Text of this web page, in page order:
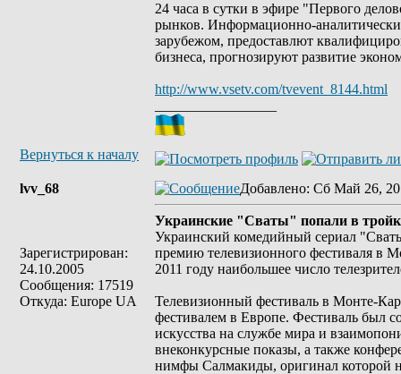
24 часа в сутки в эфире "Первого
рынков. Информационно-
зарубежом, предоставлют
бизнеса, прогнозируют развитие
http://www.vsetv.com/tvevent_8144.html
Вернуться к началу
lvv_68
Зарегистрирован:
24.10.2005
Сообщения: 17519
Откуда: Europe UA
Добавлено: Сб Май 26,
Украинские "Сваты" попали в
Украинский комедийный сериал
премию телевизионного фестиваля в
2011 году наибольшее число
Телевизионный фестиваль в Монте-
фестивалем в Европе. Фестиваль был
искусства на службе мира и
внеконкурсные показы, а также
нимфы Салмакиды, оригинал которой